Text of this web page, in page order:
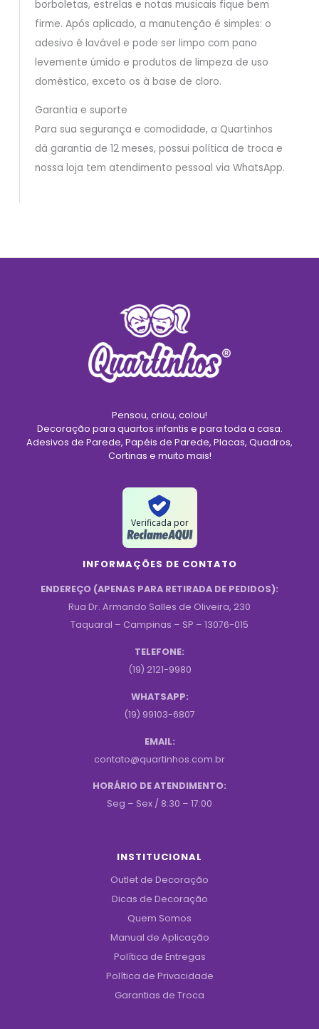
borboletas, estrelas e notas musicais fique bem
firme. Após aplicado, a manutenção é simples: o
adesivo é lavável e pode ser limpo com pano
levemente úmido e produtos de limpeza de uso
doméstico, exceto os à base de cloro.
Garantia e suporte
Para sua segurança e comodidade, a Quartinhos
dá garantia de 12 meses, possui política de troca e
nossa loja tem atendimento pessoal via WhatsApp.
Pensou, criou, colou!
Decoração para quartos infantis e para toda a casa.
Adesivos de Parede, Papéis de Parede, Placas, Quadros,
Cortinas e muito mais!
Verificada por
INFORMAÇÕES DE CONTATO
ENDEREÇO (APENAS PARA RETIRADA DE PEDIDOS):
Rua Dr. Armando Salles de Oliveira, 230
Taquaral – Campinas – SP – 13076-015
TELEFONE:
(19) 2121-9980
WHATSAPP:
(19) 99103-6807
EMAIL:
contato@quartinhos.com.br
HORÁRIO DE ATENDIMENTO:
Seg – Sex / 8:30 – 17:00
INSTITUCIONAL
Outlet de Decoração
Dicas de Decoração
Quem Somos
Manual de Aplicação
Política de Entregas
Política de Privacidade
Garantias de Troca